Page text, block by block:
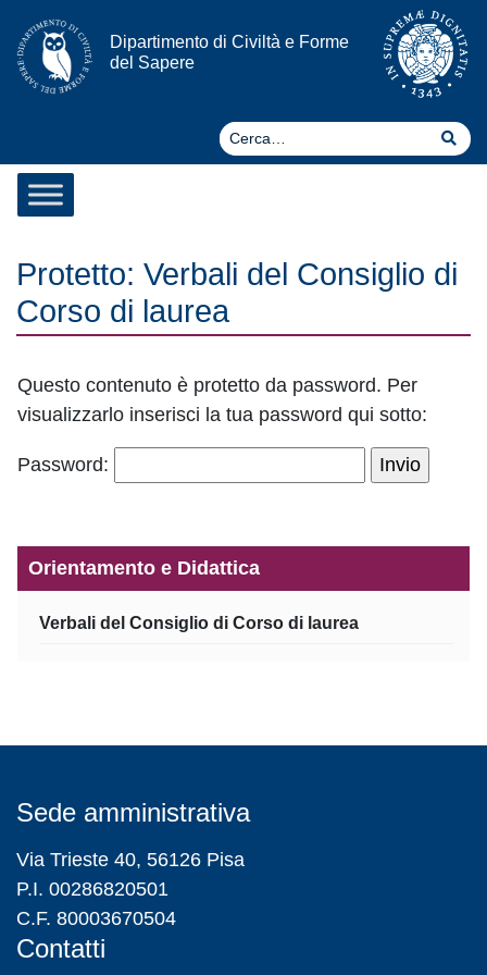
Vai al contenuto
Dipartimento di Civiltà e Forme
del Sapere
Protetto: Verbali del Consiglio di
Corso di laurea
Questo contenuto è protetto da password. Per
visualizzarlo inserisci la tua password qui sotto:
Password:
Orientamento e Didattica
Verbali del Consiglio di Corso di laurea
Sede amministrativa
Via Trieste 40, 56126 Pisa
P.I. 00286820501
C.F. 80003670504
Contatti